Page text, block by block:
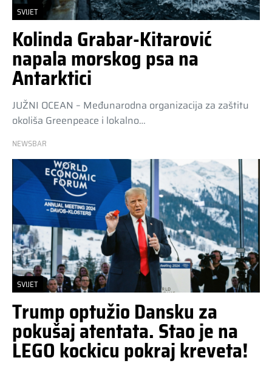
SVIJET
Kolinda Grabar-Kitarović
napala morskog psa na
Antarktici
JUŽNI OCEAN – Međunarodna organizacija za zaštitu
okoliša Greenpeace i lokalno…
NEWSBAR
SVIJET
Trump optužio Dansku za
pokušaj atentata. Stao je na
LEGO kockicu pokraj kreveta!